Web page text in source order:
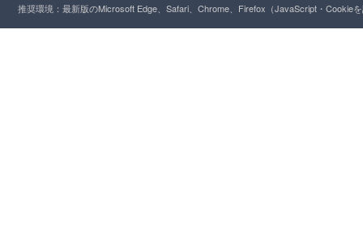
推奨環境：最新版のMicrosoft Edge、Safari、Chrome、Firefox（JavaScript・Cookie